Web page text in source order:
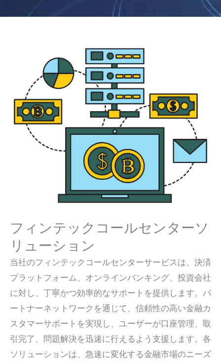
フィンテックコールセンターソ
リューション
当社のフィンテックコールセンターサービスは、決済
プラットフォーム、オンラインバンキング、投資会社
に対し、丁寧かつ効率的なサポートを提供します。パ
ートナーネットワークを通じて、信頼性の高い金融カ
スタマーサポートを実現し、ユーザーが口座管理、取
引完了、問題解決を迅速に行えるよう支援します。各
ソリューションは、急速に変化する金融市場のニーズ